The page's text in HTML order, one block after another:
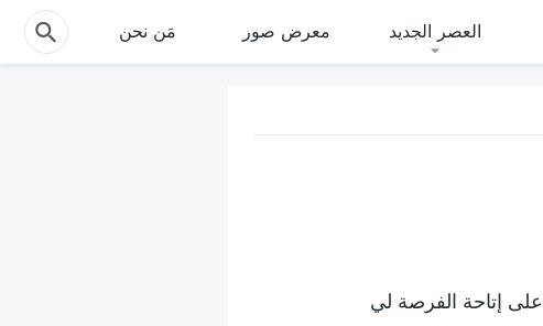
العصر الجديد معرض صور مَن نحن
على إتاحة الفرصة لي